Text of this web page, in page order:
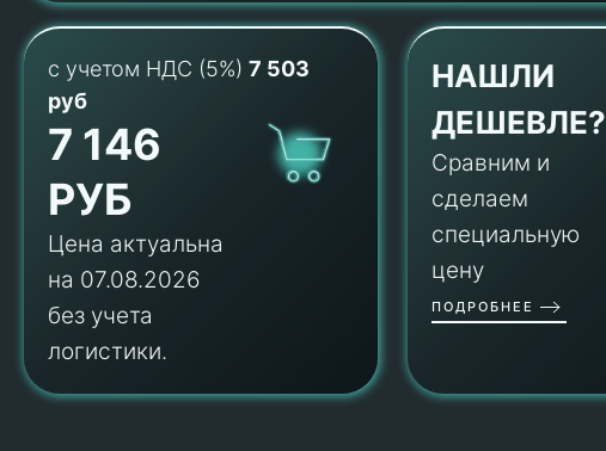
с учетом НДС (5%) 7 503
руб
7 146
РУБ
Цена актуальна
на 07.08.2026
без учета
логистики.
НАШЛИ
ДЕШЕВЛЕ?
Сравним и
сделаем
специальную
цену
ПОДРОБНЕЕ